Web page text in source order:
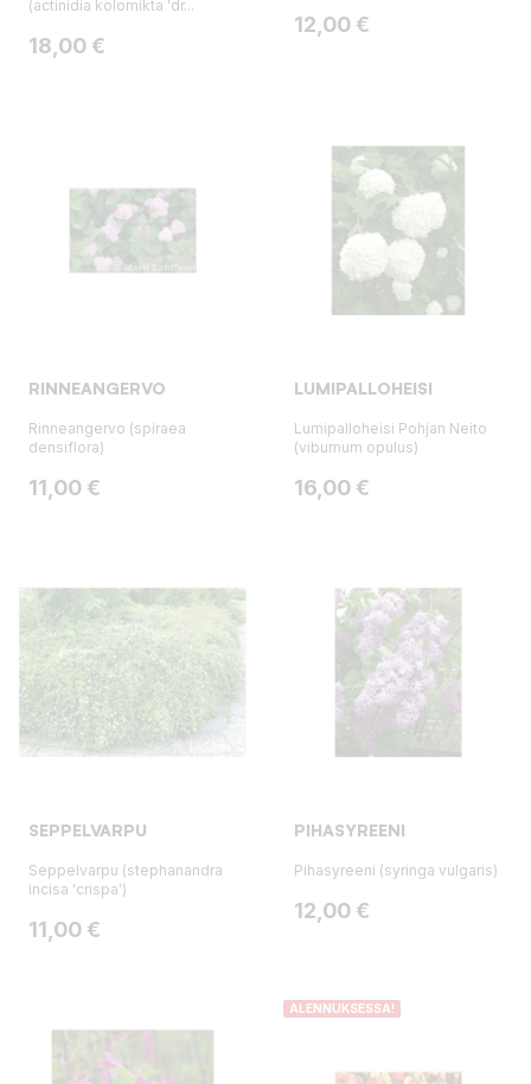
(actinidia kolomikta 'dr...
Hinta
18,00 €
Hinta
12,00 €
RINNEANGERVO
Rinneangervo (spiraea
densiflora)
Hinta
11,00 €
LUMIPALLOHEISI
Lumipalloheisi Pohjan Neito
(viburnum opulus)
Hinta
16,00 €
SEPPELVARPU
Seppelvarpu (stephanandra
incisa 'crispa')
Hinta
11,00 €
PIHASYREENI
Pihasyreeni (syringa vulgaris)
Hinta
12,00 €
ALENNUKSESSA!